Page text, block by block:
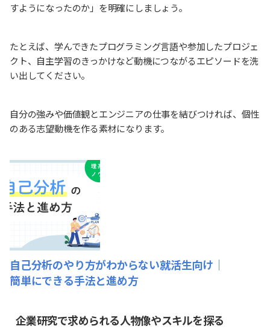
すようになったのか」を明確にしましょう。
たとえば、学んできたプログラミング言語や参加したプロジェ
クト、自主学習のきっかけなど動機につながるエピソードを洗
い出してください。
自分の強みや価値観とエンジニアの仕事を結びつければ、個性
のある志望動機を作る素材になります。
自己分析のやり方がわからない就活生向け｜
簡単にできる手法と進め方
企業研究で求められる人物像やスキルを探る